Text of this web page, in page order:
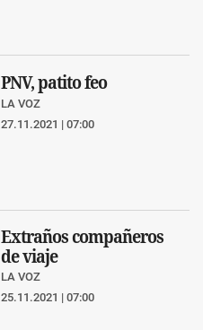
PNV, patito feo
LA VOZ
27.11.2021 | 07:00
Extraños compañeros
de viaje
LA VOZ
25.11.2021 | 07:00